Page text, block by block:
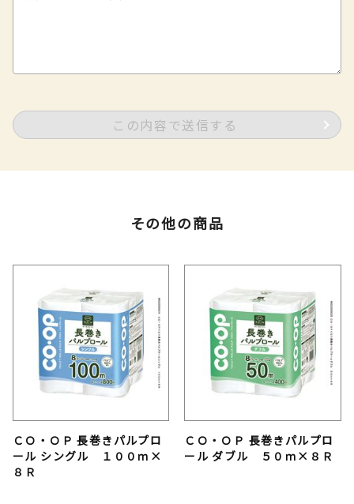
この内容で送信する
その他の商品
ＣＯ・ＯＰ 長巻きパルプロ
ール シングル １００ｍ×
８Ｒ
ＣＯ・ＯＰ 長巻きパルプロ
ール ダブル ５０ｍ×８Ｒ